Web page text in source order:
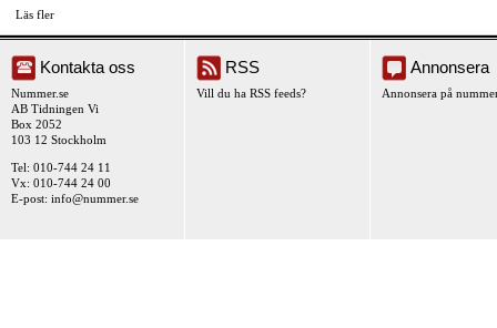
Läs fler
Kontakta oss
Nummer.se
AB Tidningen Vi
Box 2052
103 12 Stockholm
Tel: 010-744 24 11
Vx: 010-744 24 00
E-post: info@nummer.se
RSS
Vill du ha RSS feeds?
Annonsera
Annonsera på